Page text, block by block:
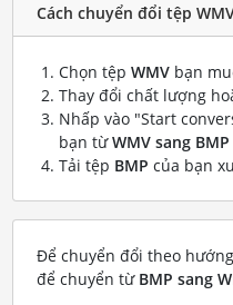
Cách chuyển đổi tệp
Chọn tệp WMVbạn
Thay đổi chất lượng
Nhấp vào "Start
bạn từWMV sang BMP
Tải tệp BMP của bạn
Để chuyển đổi theo
để chuyển từ BMP sang